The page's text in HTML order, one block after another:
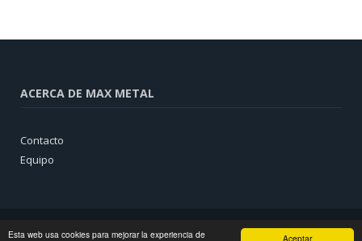
Aceptar
Esta web usa cookies para mejorar la experiencia de
ACERCA DE MAX METAL
Contacto
Equipo